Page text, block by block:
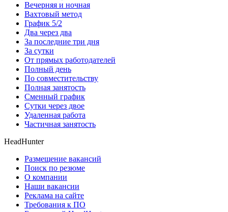
Вечерняя и ночная
Вахтовый метод
График 5/2
Два через два
За последние три дня
За сутки
От прямых работодателей
Полный день
По совместительству
Полная занятость
Сменный график
Сутки через двое
Удаленная работа
Частичная занятость
HeadHunter
Размещение вакансий
Поиск по резюме
О компании
Наши вакансии
Реклама на сайте
Требования к ПО